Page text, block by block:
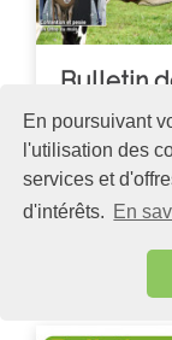
En poursuivant
l'utilisation des
services et
d'intérêts. En
Bulletin
l'Alliance
Pastorale
N°925 -
Octobre